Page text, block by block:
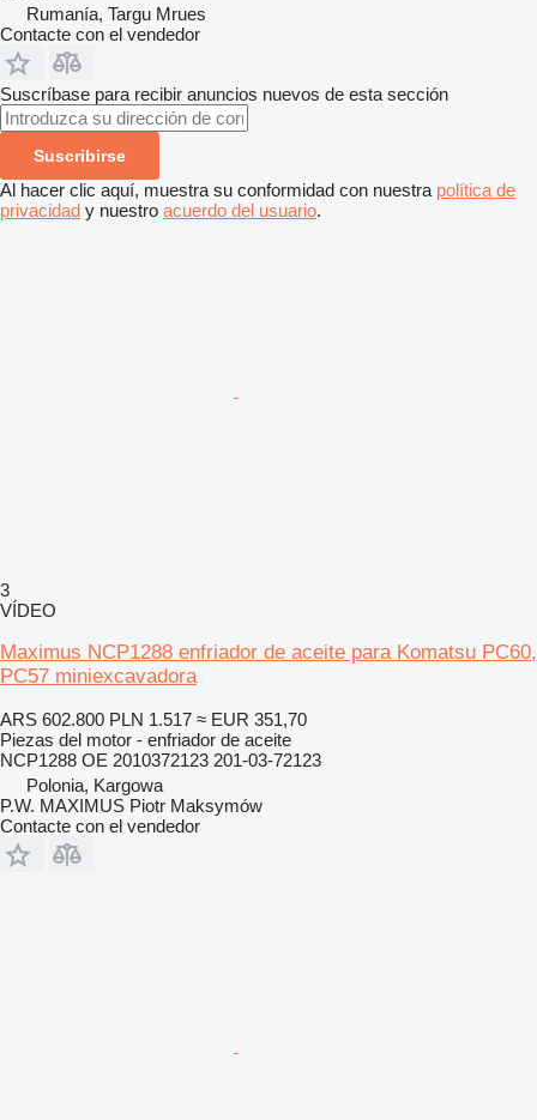
Rumanía, Targu Mrues
Contacte con el vendedor
Suscríbase para recibir anuncios nuevos de esta sección
Suscribirse
Al hacer clic aquí, muestra su conformidad con nuestra política de
privacidad y nuestro acuerdo del usuario.
3
VÍDEO
Maximus NCP1288 enfriador de aceite para Komatsu PC60,
PC57 miniexcavadora
ARS 602.800 PLN 1.517 ≈ EUR 351,70
Piezas del motor - enfriador de aceite
NCP1288 OE 2010372123 201-03-72123
Polonia, Kargowa
P.W. MAXIMUS Piotr Maksymów
Contacte con el vendedor